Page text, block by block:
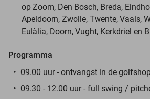
op Zoom, Den Bosch, Breda,
Apeldoorn, Zwolle, Twente, Vaals,
Eulàlia, Doorn, Vught, Kerkdriel en
Programma
09.00 uur - ontvangst in de
09.30 - 12.00 uur - full swing /